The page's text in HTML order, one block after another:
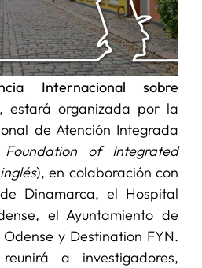
Internacional sobre
, estará organizada por la
de Atención Integrada
of Integrated
), en colaboración con
Dinamarca, el Hospital
el Ayuntamiento de
y Destination FYN.
a investigadores,